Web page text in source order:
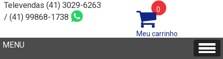
Meu carrinho
0
Televendas (41) 3029-6263
/ (41) 99868-1738